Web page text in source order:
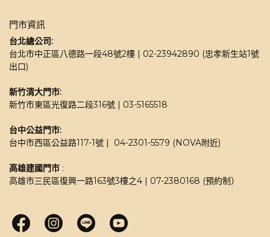
門市資訊
台北總公司:
台北市中正區八德路一段48號2樓 | 02-23942890 (忠孝新生站1號
出口)
新竹清大門市:
新竹市東區光復路二段316號 | 03-5165518
台中公益門市:
台中市西區公益路117-1號 |  04-2301-5579 (NOVA附近)
高雄建國門市 :
高雄市三民區復興一路163號3樓之4 | 07-2380168 (預約制）